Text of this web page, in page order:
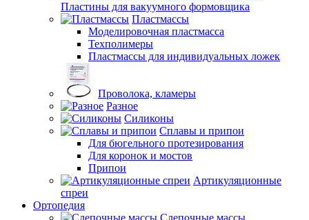
Пластины для вакуумного формовщика
Пластмассы
Моделировочная пластмасса
Техполимеры
Пластмассы для индивидуальных ложек
Проволока, кламеры
Разное
Силиконы
Сплавы и припои
Для бюгельного протезирования
Для коронок и мостов
Припои
Артикуляционные
спреи
Ортопедия
Слепочные массы